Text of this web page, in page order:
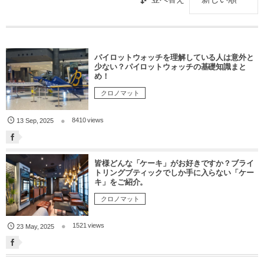
パイロットウォッチを理解している人は意外と
少ない？パイロットウォッチの基礎知識まと
め！
クロノマット
13 Sep,2025 8410 views
皆様どんな「ケーキ」がお好きですか？ブライ
トリングブティックでしか手に入らない「ケー
キ」をご紹介。
クロノマット
23 May,2025 1521 views